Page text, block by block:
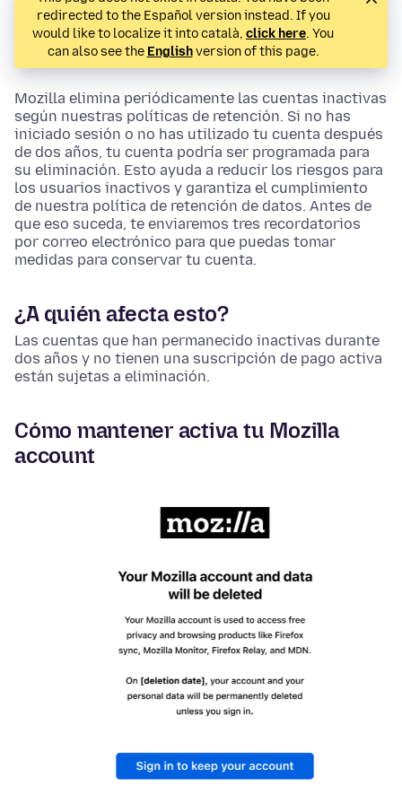
redirected to the Español version instead. If you
would like to localize it into català, click here. You
can also see the Englishversion of this page.
Mozilla elimina periódicamente las cuentas inactivas
según nuestras políticas de retención. Si no has
iniciado sesión o no has utilizado tu cuenta después
de dos años, tu cuenta podría ser programada para
su eliminación. Esto ayuda a reducir los riesgos para
los usuarios inactivos y garantiza el cumplimiento
de nuestra política de retención de datos. Antes de
que eso suceda, te enviaremos tres recordatorios
por correo electrónico para que puedas tomar
medidas para conservar tu cuenta.
¿A quién afecta esto?
Las cuentas que han permanecido inactivas durante
dos años y no tienen una suscripción de pago activa
están sujetas a eliminación.
Cómo mantener activa tu Mozilla
account